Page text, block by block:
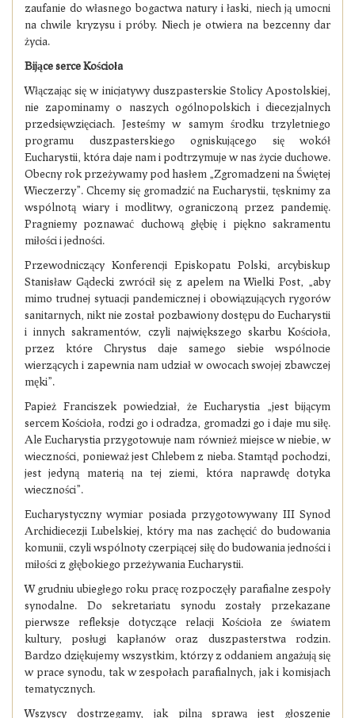
zaufanie do własnego bogactwa natury i łaski, niech ją umocni
na chwile kryzysu i próby. Niech je otwiera na bezcenny dar
życia.
Bijące serce Kościoła
Włączając się w inicjatywy duszpasterskie Stolicy Apostolskiej,
nie zapominamy o naszych ogólnopolskich i diecezjalnych
przedsięwzięciach. Jesteśmy w samym środku trzyletniego
programu duszpasterskiego ogniskującego się wokół
Eucharystii, która daje nam i podtrzymuje w nas życie duchowe.
Obecny rok przeżywamy pod hasłem „Zgromadzeni na Świętej
Wieczerzy”. Chcemy się gromadzić na Eucharystii, tęsknimy za
wspólnotą wiary i modlitwy, ograniczoną przez pandemię.
Pragniemy poznawać duchową głębię i piękno sakramentu
miłości i jedności.
Przewodniczący Konferencji Episkopatu Polski, arcybiskup
Stanisław Gądecki zwrócił się z apelem na Wielki Post, „aby
mimo trudnej sytuacji pandemicznej i obowiązujących rygorów
sanitarnych, nikt nie został pozbawiony dostępu do Eucharystii
i innych sakramentów, czyli największego skarbu Kościoła,
przez które Chrystus daje samego siebie wspólnocie
wierzących i zapewnia nam udział w owocach swojej zbawczej
męki”.
Papież Franciszek powiedział, że Eucharystia „jest bijącym
sercem Kościoła, rodzi go i odradza, gromadzi go i daje mu siłę.
Ale Eucharystia przygotowuje nam również miejsce w niebie, w
wieczności, ponieważ jest Chlebem z nieba. Stamtąd pochodzi,
jest jedyną materią na tej ziemi, która naprawdę dotyka
wieczności”.
Eucharystyczny wymiar posiada przygotowywany III Synod
Archidiecezji Lubelskiej, który ma nas zachęcić do budowania
komunii, czyli wspólnoty czerpiącej siłę do budowania jedności i
miłości z głębokiego przeżywania Eucharystii.
W grudniu ubiegłego roku pracę rozpoczęły parafialne zespoły
synodalne. Do sekretariatu synodu zostały przekazane
pierwsze refleksje dotyczące relacji Kościoła ze światem
kultury, posługi kapłanów oraz duszpasterstwa rodzin.
Bardzo dziękujemy wszystkim, którzy z oddaniem angażują się
w prace synodu, tak w zespołach parafialnych, jak i komisjach
tematycznych.
Wszyscy dostrzegamy, jak pilną sprawą jest głoszenie